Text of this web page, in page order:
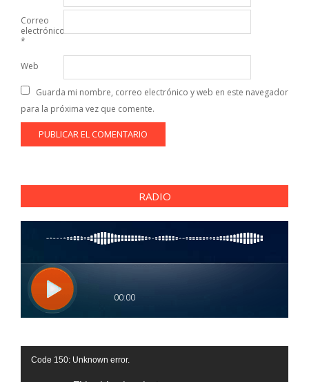
Correo
electrónico
*
Web
Guarda mi nombre, correo electrónico y web en este navegador
para la próxima vez que comente.
RADIO
Reproductor
Code 150: Unknown error.